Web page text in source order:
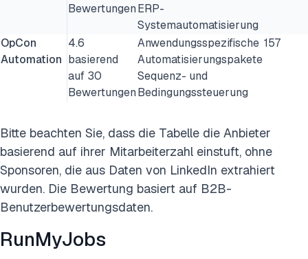
BewertungenERP-
Systemautomatisierung
OpCon
Automation
4.6
basierend
auf 30
Bewertungen
Anwendungsspezifische
Automatisierungspakete
Sequenz- und
Bedingungssteuerung
157
Bitte beachten Sie, dass die Tabelle die Anbieter
basierend auf ihrer Mitarbeiterzahl einstuft, ohne
Sponsoren, die aus Daten von LinkedIn extrahiert
wurden. Die Bewertung basiert auf B2B-
Benutzerbewertungsdaten.
RunMyJobs